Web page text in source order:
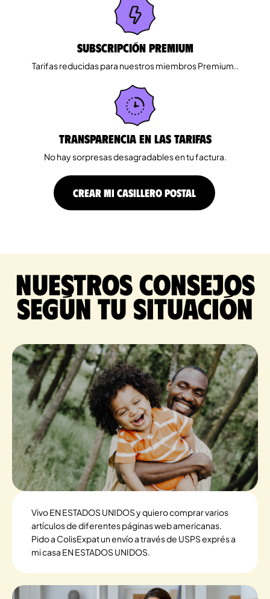
Subscripción Premium
Tarifas reducidas para nuestros miembros Premium..
Transparencia en las tarifas
No hay sorpresas desagradables en tu factura.
CREAR MI CASILLERO POSTAL
Nuestros consejos
según tu situación
Vivo EN ESTADOS UNIDOS y quiero comprar varios
artículos de diferentes páginas web americanas.
Pido a ColisExpat un envío a través de USPS exprés a
mi casa EN ESTADOS UNIDOS.